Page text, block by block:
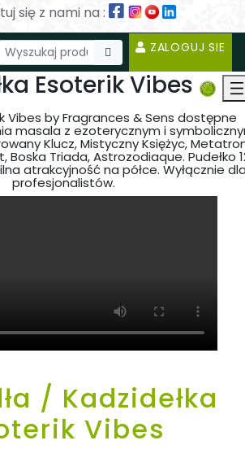
się z nami na :
ZALOGUJ SIE
Esoterik Vibes
Vibes by Fragrances & Sens dostępne
masala z ezoterycznym i
Klucz, Mistyczny Księżyc,
Boska Triada, Astrozodiaque. Pudełko
atrakcyjność na półce. Wyłącznie
profesjonalistów.
/ Kadzidełka
Vibes